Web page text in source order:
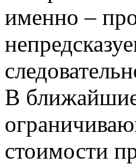
именно –
В
стоимости